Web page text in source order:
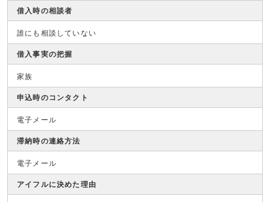
借入時の相談者
誰にも相談していない
借入事実の把握
家族
申込時のコンタクト
電子メール
滞納時の連絡方法
電子メール
アイフルに決めた理由